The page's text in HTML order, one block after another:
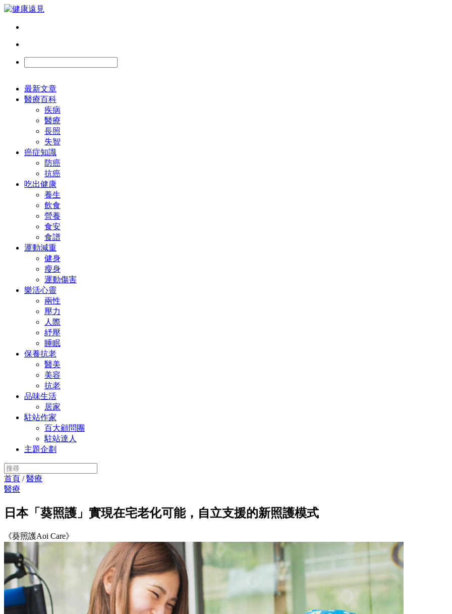
最新文章
醫療百科
疾病
醫療
長照
失智
癌症知識
防癌
抗癌
吃出健康
養生
飲食
營養
食安
食譜
運動減重
健身
瘦身
運動傷害
樂活心靈
兩性
壓力
人際
紓壓
睡眠
保養抗老
醫美
美容
抗老
品味生活
居家
駐站作家
百大顧問團
駐站達人
主題企劃
首頁 /醫療
醫療
日本「葵照護」實現在宅老化可能，自立支援的新照護模式
《葵照護Aoi Care》